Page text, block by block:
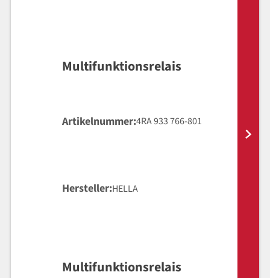
Multifunktionsrelais
Artikelnummer 4RA 933 766-801
Hersteller HELLA
Multifunktionsrelais